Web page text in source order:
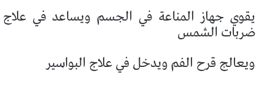
يقوي جهاز المناعة في الجسم ويساعد في علاج
ضربات الشمس
ويعالج قرح الفم ويدخل في علاج البواسير